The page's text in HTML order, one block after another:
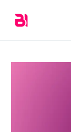
content